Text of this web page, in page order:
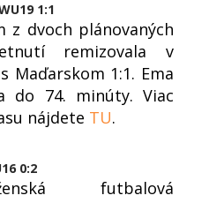
1:1
z dvoch plánovaných
remizovala v
Maďarskom 1:1. Ema
do 74. minúty. Viac
nájdete TU.
0:2
futbalová